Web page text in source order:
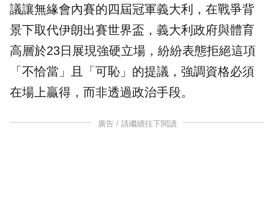
議讓無緣會內賽的四屆冠軍義大利
，在戰爭背
景下取代伊朗出賽世界盃 ，義大利政府與體育
高層於23日展現強硬立場，紛紛表態拒絕這項
「不恰當」且「可恥」的提議，強調資格必須
在場上贏得，而非透過政治手段。
廣告 / 請繼續往下閱讀